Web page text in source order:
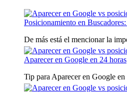
Posicionamiento en
De más está el mencionar la
Aparecer en Google en 24 horas
Tip para Aparecer en Google en